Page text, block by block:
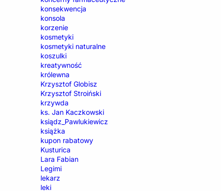
konsekwencja
konsola
korzenie
kosmetyki
kosmetyki naturalne
koszulki
kreatywność
królewna
Krzysztof Globisz
Krzysztof Stroiński
krzywda
ks. Jan Kaczkowski
ksiądz_Pawlukiewicz
książka
kupon rabatowy
Kusturica
Lara Fabian
Legimi
lekarz
leki